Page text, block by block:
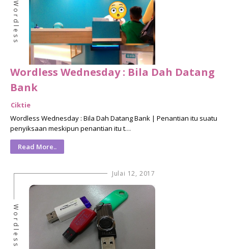
Wordless
Wordless Wednesday : Bila Dah Datang
Bank
Ciktie
Wordless Wednesday : Bila Dah Datang Bank | Penantian itu suatu
penyiksaan meskipun penantian itu t…
Read More..
Julai 12, 2017
Wordless